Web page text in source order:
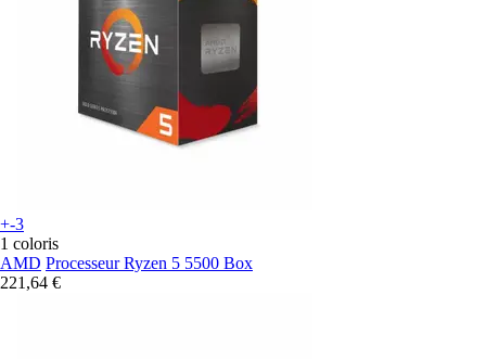
+-3
1 coloris
AMD Processeur Ryzen 5 5500 Box
221,64 €